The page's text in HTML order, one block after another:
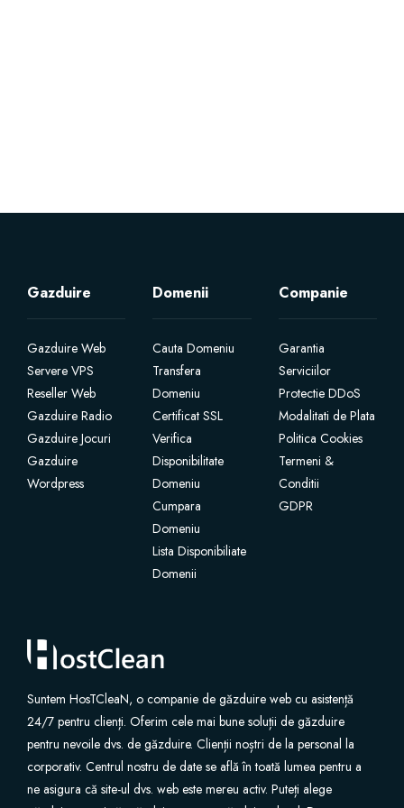
Licente WHMXtra
Servere Dedicate
Aplicatii Mobil
Certificate SSL
Website Builder
Professional Email
Website Backup
VPN
SEO Tools
Gazduire
Gazduire Web
Servere VPS
Reseller Web
Gazduire Radio
Gazduire Jocuri
Gazduire
Wordpress
Domenii
Cauta Domeniu
Transfera
Domeniu
Certificat SSL
Verifica
Disponibilitate
Domeniu
Cumpara
Domeniu
Lista Disponibiliate
Domenii
Companie
Garantia
Serviciilor
Protectie DDoS
Modalitati de Plata
Politica Cookies
Termeni &
Conditii
GDPR
Suntem HosTCleaN, o companie de găzduire web cu asistență
24/7 pentru clienți. Oferim cele mai bune soluții de găzduire
pentru nevoile dvs. de găzduire. Clienții noștri de la personal la
corporativ. Centrul nostru de date se află în toată lumea pentru a
ne asigura că site-ul dvs. web este mereu activ. Puteți alege